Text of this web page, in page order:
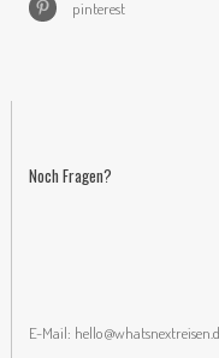
pinterest
Noch Fragen?
E-Mail: